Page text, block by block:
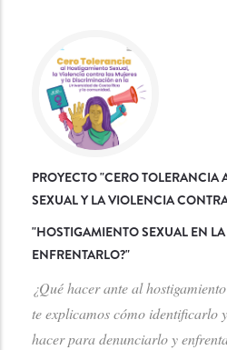
PROYECTO "CERO TOLERANCIA
SEXUAL Y LA VIOLENCIA
"HOSTIGAMIENTO SEXUAL EN
ENFRENTARLO?"
¿Qué hacer ante al
te explicamos cómo identificarlo
hacer para denunciarlo y